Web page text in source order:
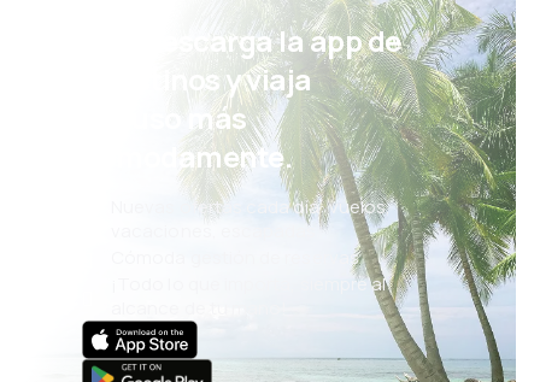
¡Eh! Descarga la app de
eDestinos y viaja
incluso más
cómodamente.
Nuevas ofertas cada día: vuelos,
vacaciones, escapadas
Cómoda gestión de reservas
¡Todo lo que importa, siempre al